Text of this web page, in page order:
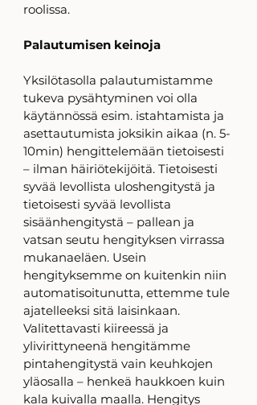
roolissa.
Palautumisen keinoja
Yksilötasolla palautumistamme
tukeva pysähtyminen voi olla
käytännössä esim. istahtamista ja
asettautumista joksikin aikaa (n. 5-
10min) hengittelemään tietoisesti
– ilman häiriötekijöitä. Tietoisesti
syvää levollista uloshengitystä ja
tietoisesti syvää levollista
sisäänhengitystä – pallean ja
vatsan seutu hengityksen virrassa
mukanaeläen. Usein
hengityksemme on kuitenkin niin
automatisoitunutta, ettemme tule
ajatelleeksi sitä laisinkaan.
Valitettavasti kiireessä ja
ylivirittyneenä hengitämme
pintahengitystä vain keuhkojen
yläosalla – henkeä haukkoen kuin
kala kuivalla maalla. Hengitys